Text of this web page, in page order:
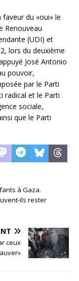
du «oui» le
Renouveau
(UDI) et
lors du deuxième
José Antonio
pouvoir,
par le Parti
radical et le Parti
sociale,
que le Parti
à Gaza.
ils rester
ceux